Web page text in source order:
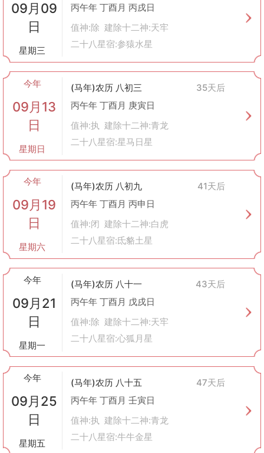
09月09
日
星期三
丙午年 丁酉月 丙戌日
值神:除 建除十二神:天牢
二十八星宿:参猿水星
今年
09月13
日
星期日
(马年)农历 八初三
35天后
丙午年 丁酉月 庚寅日
值神:执 建除十二神:青龙
二十八星宿:星马日星
今年
09月19
日
星期六
(马年)农历 八初九
41天后
丙午年 丁酉月 丙申日
值神:闭 建除十二神:白虎
二十八星宿:氐貉土星
今年
09月21
日
星期一
(马年)农历 八十一
43天后
丙午年 丁酉月 戊戌日
值神:除 建除十二神:天牢
二十八星宿:心狐月星
今年
09月25
日
星期五
(马年)农历 八十五
47天后
丙午年 丁酉月 壬寅日
值神:执 建除十二神:青龙
二十八星宿:牛牛金星